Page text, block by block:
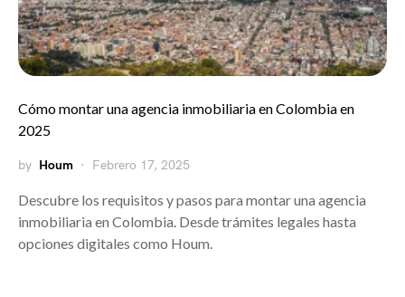
Cómo montar una agencia inmobiliaria en Colombia en
2025
by Houm Febrero 17, 2025
Descubre los requisitos y pasos para montar una agencia
inmobiliaria en Colombia. Desde trámites legales hasta
opciones digitales como Houm.